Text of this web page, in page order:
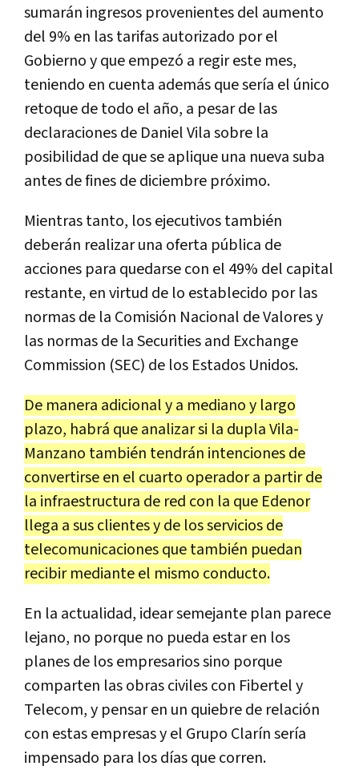
sumarán ingresos provenientes del aumento
del 9% en las tarifas autorizado por el
Gobierno y que empezó a regir este mes,
teniendo en cuenta además que sería el único
retoque de todo el año, a pesar de las
declaraciones de Daniel Vila sobre la
posibilidad de que se aplique una nueva suba
antes de fines de diciembre próximo.
Mientras tanto, los ejecutivos también
deberán realizar una oferta pública de
acciones para quedarse con el 49% del capital
restante, en virtud de lo establecido por las
normas de la Comisión Nacional de Valores y
las normas de la Securities and Exchange
Commission (SEC) de los Estados Unidos.
De manera adicional y a mediano y largo
plazo, habrá que analizar si la dupla Vila-
Manzano también tendrán intenciones de
convertirse en el cuarto operador a partir de
la infraestructura de red con la que Edenor
llega a sus clientes y de los servicios de
telecomunicaciones que también puedan
recibir mediante el mismo conducto.
En la actualidad, idear semejante plan parece
lejano, no porque no pueda estar en los
planes de los empresarios sino porque
comparten las obras civiles con Fibertel y
Telecom, y pensar en un quiebre de relación
con estas empresas y el Grupo Clarín sería
impensado para los días que corren.